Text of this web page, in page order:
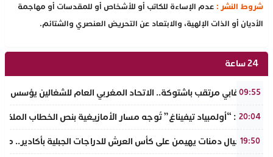
شروط النشر : عدم الإساءة للكاتب أو للأشخاص أو للمقدسات أو مهاجمة
الأديان أو الذات الإلهية، والابتعاد عن التحريض العنصري والشتائم.
24 ساعة
09:55
حدث نقابي مرتقب باشتوكة.. الاتحاد المغربي العام للشغالين
20:04
تفراوت: “أولمبياد تيفيناغ” تُوجه مسار الأمازيغية بنص الخطاب الملكي
19:50
نادي أجيال دمنات يهيمن على كأس العرش للدراجات الجبلية بأكادير..